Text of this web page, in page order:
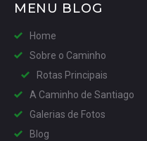
MENU BLOG
Home
Sobre o Caminho
Rotas Principais
A Caminho de Santiago
Galerias de Fotos
Blog